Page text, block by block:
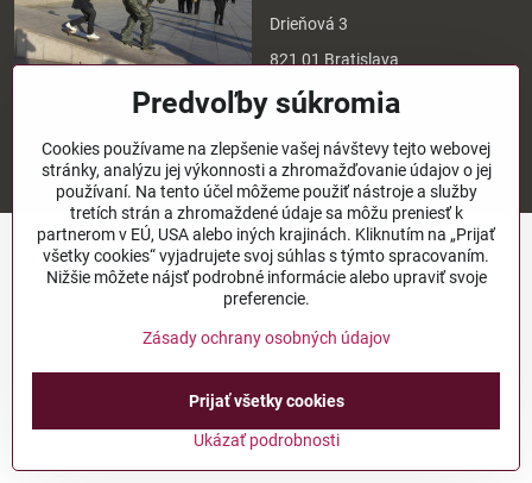
Drieňová 3
821 01 Bratislava
Predvoľby súkromiaZásady ochrany osobných údajov
Vytvorené pomocou:BiznisWeb.sk
Predvoľby súkromia
Cookies používame na zlepšenie vašej návštevy tejto webovej
stránky, analýzu jej výkonnosti a zhromažďovanie údajov o jej
používaní. Na tento účel môžeme použiť nástroje a služby
tretích strán a zhromaždené údaje sa môžu preniesť k
partnerom v EÚ, USA alebo iných krajinách. Kliknutím na „Prijať
všetky cookies“ vyjadrujete svoj súhlas s týmto spracovaním.
Nižšie môžete nájsť podrobné informácie alebo upraviť svoje
preferencie.
Zásady ochrany osobných údajov
Ukázať podrobnosti
Prijať všetky cookies